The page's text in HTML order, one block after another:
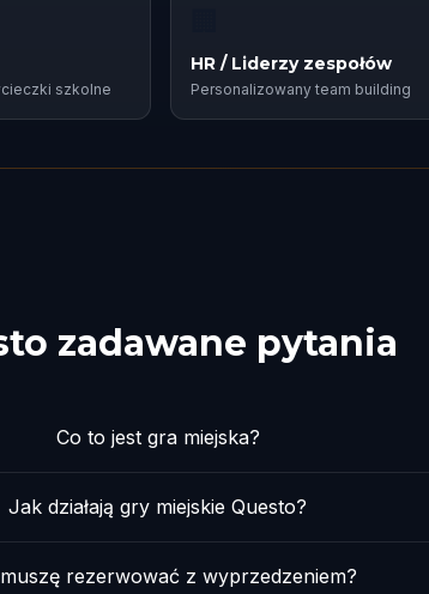
szkolne
HR / Liderzy zespołów
Personalizowany team building
zadawane pytania
Co to jest gra miejska?
Jak działają gry miejskie Questo?
rezerwować z wyprzedzeniem?